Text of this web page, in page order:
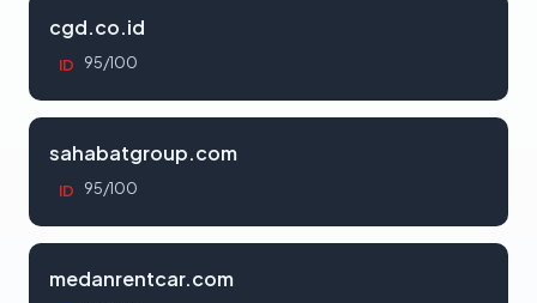
cgd.co.id
ID 95/100
sahabatgroup.com
ID 95/100
medanrentcar.com